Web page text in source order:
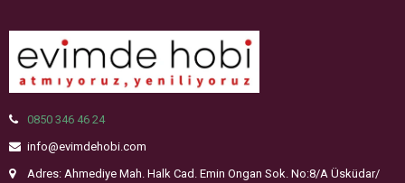
0850 346 46 24
info@evimdehobi.com
Adres: Ahmediye Mah. Halk Cad. Emin Ongan Sok. No:8/A Üsküdar/